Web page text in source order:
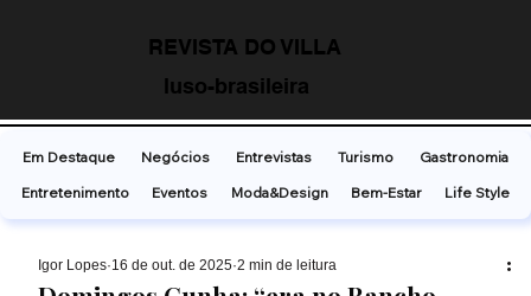
REVISTA DO VILLA
luso-brasileira
Ígor Lopes 16 de out. de 2025 2 min de leitura
Em Destaque Negócios Entrevistas Turismo
Gastronomia
Entretenimento
Eventos Moda&Design Bem-Estar Life Style